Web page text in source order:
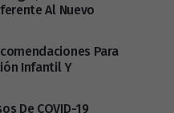
Al Nuevo
Para
Infantil Y
De COVID-19